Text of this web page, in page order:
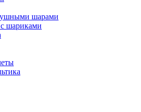
шарами
шариками